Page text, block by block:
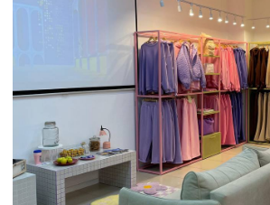
Нажимая "Подписаться", вы соглашаетесь с
Политикой обработки
персональных данныхиСогласием на рассылку электронных
сообщений
ПОДПИСАТЬСЯ
СЕКРЕТНЫЕ ПРОМОКОДЫ, ПРИГЛАШЕНИЯ
НА МЕРОПРИЯТИЯ И АНОНСЫ НОВИНОК
РАНЬШЕ ВСЕХ